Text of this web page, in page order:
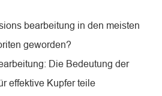
bearbeitung in den meisten
geworden?
Die Bedeutung der
effektive Kupfer teile